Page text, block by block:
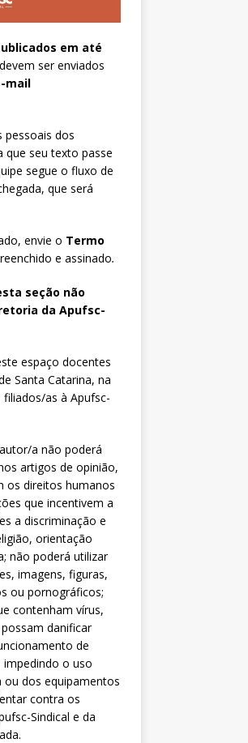
em até
ser enviados
mail
pessoais dos
que seu texto passe
segue o fluxo de
que será
envie o Termo
e assinado.
seção não
da Apufsc-
espaço docentes
Santa Catarina, na
as à Apufsc-
a não poderá
artigos de opinião,
os direitos humanos
que incentivem a
a discriminação e
orientação
não poderá utilizar
imagens, figuras,
ou pornográficos;
contenham vírus,
danificar
de
o uso
dos equipamentos
contra os
Sindical e da